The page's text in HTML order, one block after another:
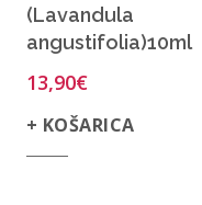
(Lavandula
angustifolia)10ml
13,90€
+ KOŠARICA